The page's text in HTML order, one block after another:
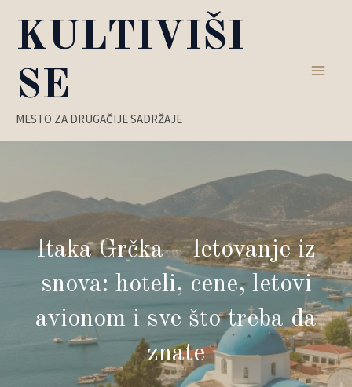
садржај
KULTIVIŠI
SE
MESTO ZA DRUGAČIJE SADRŽAJE
Itaka Grčka – letovanje iz
snova: hoteli, cene, letovi
avionom i sve što treba da
znate